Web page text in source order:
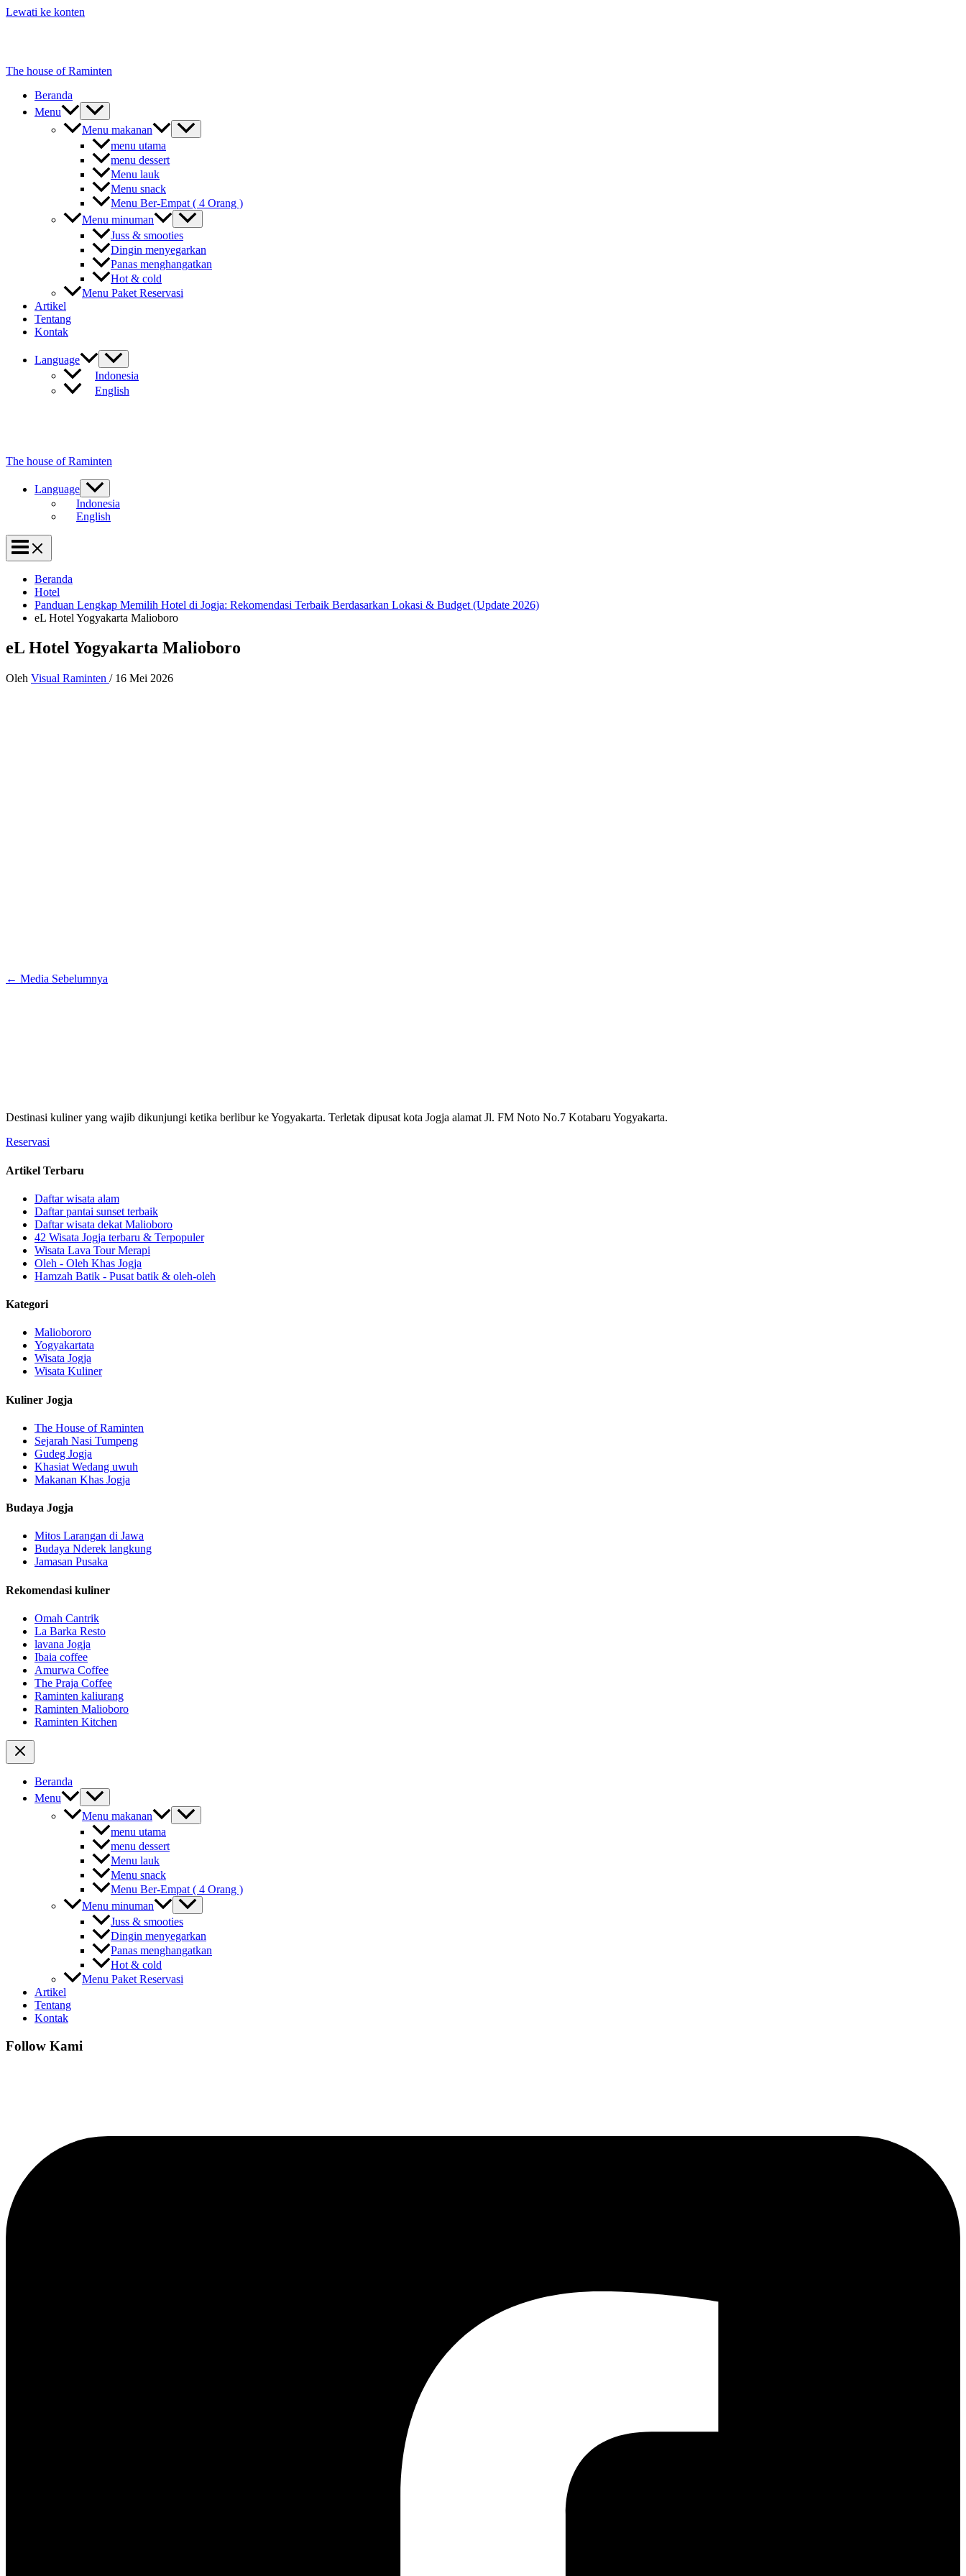
Lewati ke konten
The house of Raminten
Beranda
Menu
Menu makanan
menu utama
menu dessert
Menu lauk
Menu snack
Menu Ber-Empat ( 4 Orang )
Menu minuman
Juss & smooties
Dingin menyegarkan
Panas menghangatkan
Hot & cold
Menu Paket Reservasi
Artikel
Tentang
Kontak
Language
Indonesia
English
The house of Raminten
Language
Indonesia
English
Beranda
Hotel
Panduan Lengkap Memilih Hotel di Jogja: Rekomendasi Terbaik Berdasarkan Lokasi & Budget (Update 2026)
eL Hotel Yogyakarta Malioboro
eL Hotel Yogyakarta Malioboro
Oleh Visual Raminten / 16 Mei 2026
← Media Sebelumnya
Destinasi kuliner yang wajib dikunjungi ketika berlibur ke Yogyakarta. Terletak dipusat kota Jogja alamat Jl. FM Noto No.7 Kotabaru Yogyakarta.
Reservasi
Artikel Terbaru
Daftar wisata alam
Daftar pantai sunset terbaik
Daftar wisata dekat Malioboro
42 Wisata Jogja terbaru & Terpopuler
Wisata Lava Tour Merapi
Oleh - Oleh Khas Jogja
Hamzah Batik - Pusat batik & oleh-oleh
Kategori
Maliobororo
Yogyakartata
Wisata Jogja
Wisata Kuliner
Kuliner Jogja
The House of Raminten
Sejarah Nasi Tumpeng
Gudeg Jogja
Khasiat Wedang uwuh
Makanan Khas Jogja
Budaya Jogja
Mitos Larangan di Jawa
Budaya Nderek langkung
Jamasan Pusaka
Rekomendasi kuliner
Omah Cantrik
La Barka Resto
lavana Jogja
Ibaia coffee
Amurwa Coffee
The Praja Coffee
Raminten kaliurang
Raminten Malioboro
Raminten Kitchen
Beranda
Menu
Menu makanan
menu utama
menu dessert
Menu lauk
Menu snack
Menu Ber-Empat ( 4 Orang )
Menu minuman
Juss & smooties
Dingin menyegarkan
Panas menghangatkan
Hot & cold
Menu Paket Reservasi
Artikel
Tentang
Kontak
Follow Kami